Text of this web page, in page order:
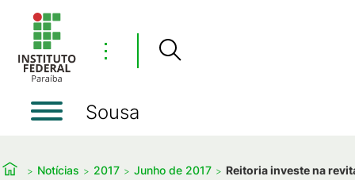
⋮
Sousa
Notícias 2017 Junho de 2017 Reitoria investe na